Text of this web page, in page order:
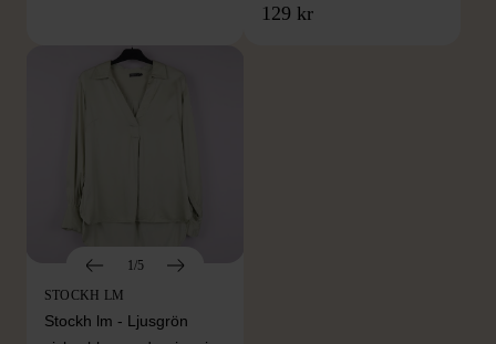
129 kr
1/5
STOCKH LM
Stockh lm - Ljusgrön